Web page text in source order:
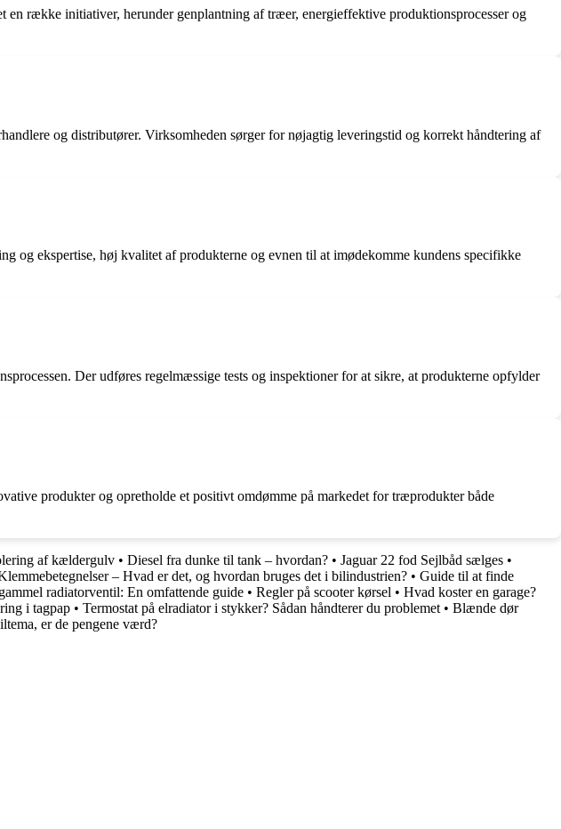
række initiativer, herunder genplantning af træer, energieffektive produktionsprocesser og
og distributører. Virksomheden sørger for nøjagtig leveringstid og korrekt håndtering af
og ekspertise, høj kvalitet af produkterne og evnen til at imødekomme kundens specifikke
Der udføres regelmæssige tests og inspektioner for at sikre, at produkterne opfylder
produkter og opretholde et positivt omdømme på markedet for træprodukter både
af kældergulv • Diesel fra dunke til tank – hvordan? • Jaguar 22 fod Sejlbåd sælges •
– Hvad er det, og hvordan bruges det i bilindustrien? • Guide til at finde
radiatorventil: En omfattende guide • Regler på scooter kørsel • Hvad koster en garage?
i tagpap • Termostat på elradiator i stykker? Sådan håndterer du problemet • Blænde dør
er de pengene værd?